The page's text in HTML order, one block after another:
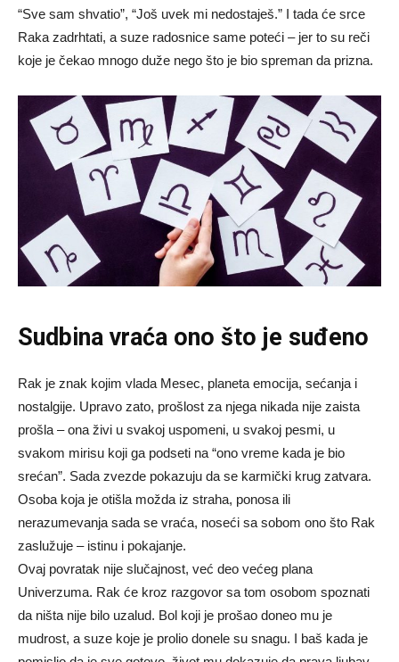
“Sve sam shvatio”, “Još uvek mi nedostaješ.” I tada će srce
Raka zadrhtati, a suze radosnice same poteći – jer to su reči
koje je čekao mnogo duže nego što je bio spreman da prizna.
Sudbina vraća ono što je suđeno
Rak je znak kojim vlada Mesec, planeta emocija, sećanja i
nostalgije. Upravo zato, prošlost za njega nikada nije zaista
prošla – ona živi u svakoj uspomeni, u svakoj pesmi, u
svakom mirisu koji ga podseti na “ono vreme kada je bio
srećan”. Sada zvezde pokazuju da se karmički krug zatvara.
Osoba koja je otišla možda iz straha, ponosa ili
nerazumevanja sada se vraća, noseći sa sobom ono što Rak
zaslužuje – istinu i pokajanje.
Ovaj povratak nije slučajnost, već deo većeg plana
Univerzuma. Rak će kroz razgovor sa tom osobom spoznati
da ništa nije bilo uzalud. Bol koji je prošao doneo mu je
mudrost, a suze koje je prolio donele su snagu. I baš kada je